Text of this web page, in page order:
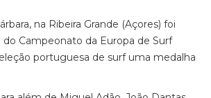
na Ribeira Grande (Açores) foi
Campeonato da Europa de Surf
portuguesa de surf uma medalha